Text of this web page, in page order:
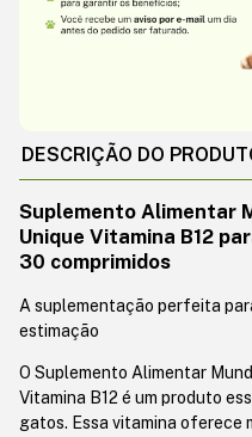
DESCRIÇÃO DO
Suplemento Alimentar
Unique Vitamina B12
30 comprimidos
A suplementação perfeita
estimação
O Suplemento Alimentar
Vitamina B12 é um produto
gatos. Essa vitamina oferece